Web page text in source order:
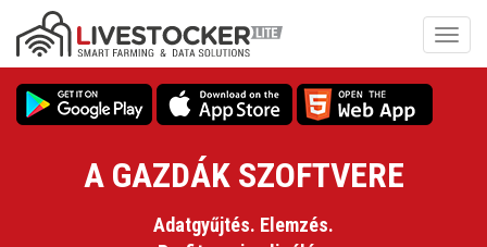
tartalomra
A GAZDÁK SZOFTVERE
Adatgyűjtés. Elemzés.